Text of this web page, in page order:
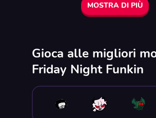
MOSTRA DI PIÙ
Gioca alle migliori
Friday Night Funkin